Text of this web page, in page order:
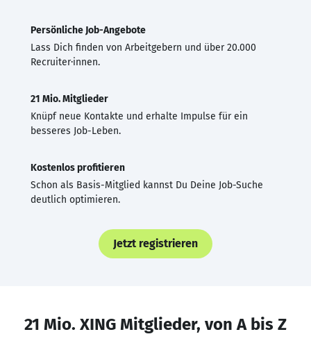
Persönliche Job-Angebote
Lass Dich finden von Arbeitgebern und über 20.000
Recruiter·innen.
21 Mio. Mitglieder
Knüpf neue Kontakte und erhalte Impulse für ein
besseres Job-Leben.
Kostenlos profitieren
Schon als Basis-Mitglied kannst Du Deine Job-Suche
deutlich optimieren.
Jetzt registrieren
21 Mio. XING Mitglieder, von A bis Z